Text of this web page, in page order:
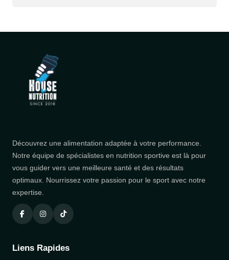
Découvrez une alimentation adaptée à votre performance.
Notre équipe de spécialistes en nutrition sportive est là pour
vous guider vers une meilleure santé et des résultats
optimaux. Nourrissez votre passion pour le sport avec notre
expertise.
Liens Rapides